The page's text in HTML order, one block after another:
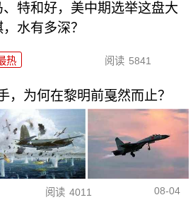
、特和好，美中期选举这盘大
，水有多深？
热 阅读 5841
，为何在黎明前戛然而止？
阅读 4011 08-04